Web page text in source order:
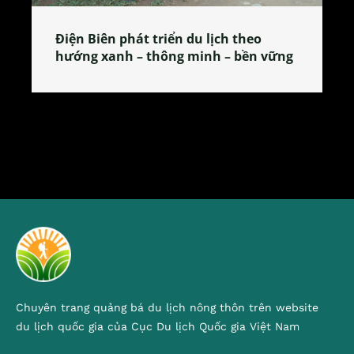
bền vững
Làng làm bánh tẻ Phú Nhi – nơi
tỏa đặc sản xứ Đoài
Chuyên trang quảng bá du lịch nông thôn trên website
du lịch quốc gia của Cục Du lịch Quốc gia Việt Nam